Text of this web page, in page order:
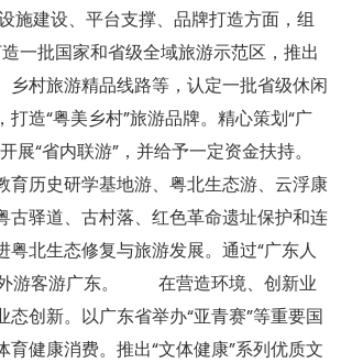
建设、平台支撑、品牌打造方面，组
一批国家和省级全域旅游示范区，推出
村旅游精品线路等，认定一批省级休闲
造“粤美乡村”旅游品牌。精心策划“广
“省内联游”，并给予一定资金扶持。
历史研学基地游、粤北生态游、云浮康
驿道、古村落、红色革命遗址保护和连
北生态修复与旅游发展。通过“广东人
外游客游广东。 在营造环境、创新业
创新。以广东省举办“亚青赛”等重要国
健康消费。推出“文体健康”系列优质文